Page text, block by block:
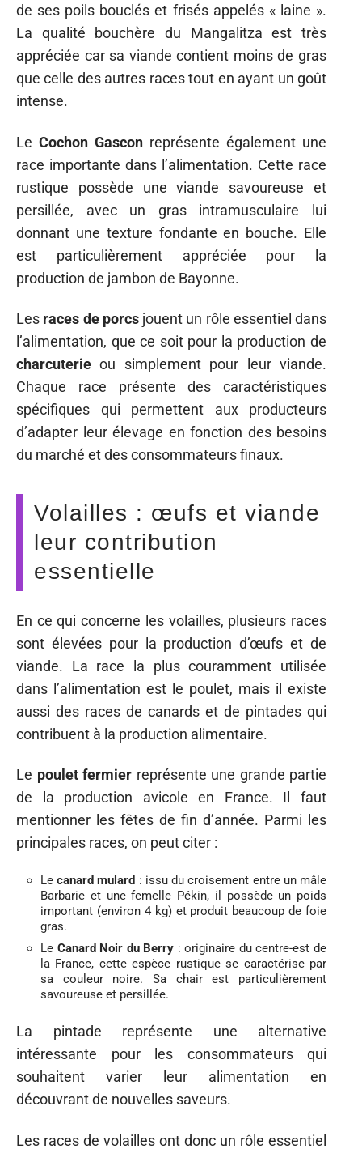
de ses poils bouclés et frisés appelés « laine ».
La qualité bouchère du Mangalitza est très
appréciée car sa viande contient moins de gras
que celle des autres races tout en ayant un goût
intense.
Le Cochon Gascon représente également une
race importante dans l’alimentation. Cette race
rustique possède une viande savoureuse et
persillée, avec un gras intramusculaire lui
donnant une texture fondante en bouche. Elle
est particulièrement appréciée pour la
production de jambon de Bayonne.
Les races de porcsjouent un rôle essentiel dans
l’alimentation, que ce soit pour la production de
charcuterie ou simplement pour leur viande.
Chaque race présente des caractéristiques
spécifiques qui permettent aux producteurs
d’adapter leur élevage en fonction des besoins
du marché et des consommateurs finaux.
Volailles : œufs et viande
leur contribution
essentielle
En ce qui concerne les volailles, plusieurs races
sont élevées pour la production d’œufs et de
viande. La race la plus couramment utilisée
dans l’alimentation est le poulet, mais il existe
aussi des races de canards et de pintades qui
contribuent à la production alimentaire.
Le poulet fermier représente une grande partie
de la production avicole en France. Il faut
mentionner les fêtes de fin d’année. Parmi les
principales races, on peut citer :
Lecanard mulard : issu du croisement entre un mâle
Barbarie et une femelle Pékin, il possède un poids
important (environ 4 kg) et produit beaucoup de foie
gras.
Le Canard Noir du Berry : originaire du centre-est de
la France, cette espèce rustique se caractérise par
sa couleur noire. Sa chair est particulièrement
savoureuse et persillée.
La pintade représente une alternative
intéressante pour les consommateurs qui
souhaitent varier leur alimentation en
découvrant de nouvelles saveurs.
Les races de volailles ont donc un rôle essentiel